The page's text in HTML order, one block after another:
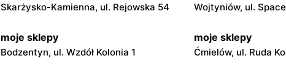
Skarżysko-Kamienna, ul. Rejowska 54 Wojtyniów, ul.
moje sklepy
Bodzentyn, ul. Wzdół Kolonia 1
moje sklepy
Ćmielów, ul. Ruda